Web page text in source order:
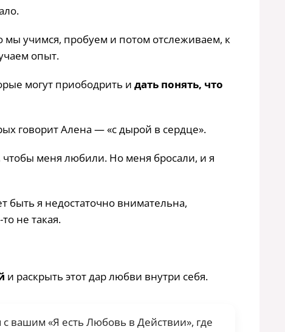
учимся, пробуем и потом отслеживаем, к
опыт.
могут приободрить и дать понять, что
говорит Алена — «с дырой в сердце».
меня любили. Но меня бросали, и я
быть я недостаточно внимательна,
не такая.
и раскрыть этот дар любви внутри себя.
вашим «Я есть Любовь в Действии», где